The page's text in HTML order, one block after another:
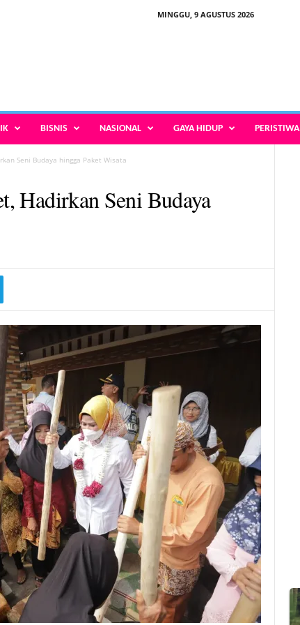
MINGGU, 9 AGUSTUS 2026
BISNIS NASIONAL GAYA HIDUP PERISTIWA
Seni Budaya hingga Paket Wisata
Hadirkan Seni Budaya